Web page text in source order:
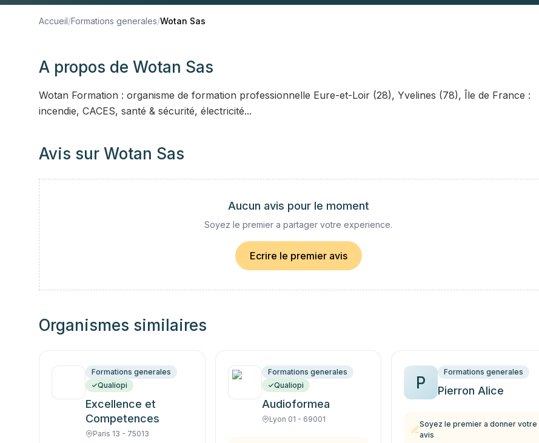
Accueil/Formations generales/Wotan Sas
A propos de Wotan Sas
Wotan Formation : organisme de formation professionnelle Eure-et-Loir (28), Yvelines (78), Île de France :
incendie, CACES, santé & sécurité, électricité...
Avis sur Wotan Sas
Aucun avis pour le moment
Soyez le premier a partager votre experience.
Ecrire le premier avis
Organismes similaires
Formations generales
Qualiopi
Excellence et
Competences
Paris 13 - 75013
Formations generales
Qualiopi
Audioformea
Lyon 01 - 69001
P
Formations generales
Pierron Alice
Soyez le premier a donner votre
avis